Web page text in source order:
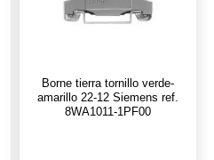
Borne tierra tornillo verde-
amarillo 22-12 Siemens ref.
8WA1011-1PF00